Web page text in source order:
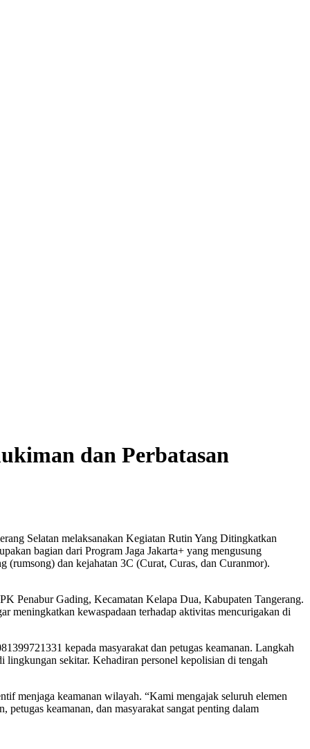
dan Perbatasan
Selatan melaksanakan Kegiatan Rutin Yang Ditingkatkan
bagian dari Program Jaga Jakarta+ yang mengusung
(rumsong) dan kejahatan 3C (Curat, Curas, dan Curanmor).
Penabur Gading, Kecamatan Kelapa Dua, Kabupaten Tangerang.
meningkatkan kewaspadaan terhadap aktivitas mencurigakan di
kepada masyarakat dan petugas keamanan. Langkah
lingkungan sekitar. Kehadiran personel kepolisian di tengah
menjaga keamanan wilayah. “Kami mengajak seluruh elemen
keamanan, dan masyarakat sangat penting dalam